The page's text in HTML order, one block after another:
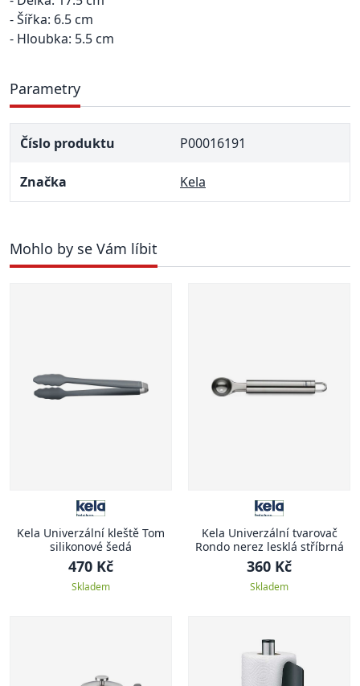
- Šířka: 6.5 cm
- Hloubka: 5.5 cm
Parametry
Číslo produktu P00016191
Značka Kela
Mohlo by se Vám líbit
Kela Univerzální kleště Tom
silikonové šedá
470 Kč
Skladem
Kela Univerzální tvarovač
Rondo nerez lesklá stříbrná
360 Kč
Skladem